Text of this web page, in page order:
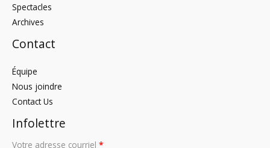
Spectacles
Archives
Contact
Équipe
Nous joindre
Contact Us
Infolettre
Votre adresse courriel *